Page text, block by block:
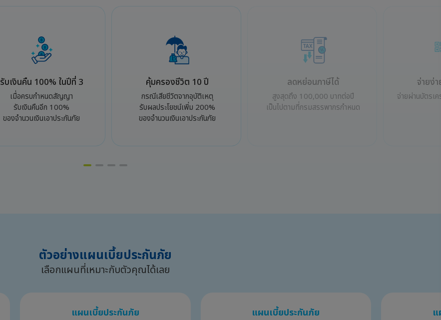
รับเงินคืน 100% ในปีที่ 3
เมื่อครบกำหนดสัญญา
รับเงินคืนอีก 100%
ของจำนวนเงินเอาประกันภัย
คุ้มครองชีวิต 10 ปี
กรณีเสียชีวิตจากอุบัติเหตุ
รับผลประโยชน์เพิ่ม 200%
ของจำนวนเงินเอาประกันภัย
ลดหย่อนภาษีได้
สูงสุดถึง 100,000 บาทต่อปี
เป็นไปตามที่กรมสรรพากรกำหนด
จ่ายง่
จ่ายผ่านบัตรเ
ตัวอย่างแผนเบี้ยประกันภัย
เลือกแผนที่เหมาะกับตัวคุณได้เลย
แผนเบี้ยประกันภัย แผนเบี้ยประกันภัย แ